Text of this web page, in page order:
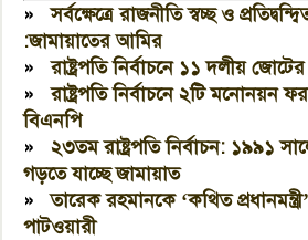
»সর্বক্ষেত্রে রাজনীতি স্বচ্ছ ও
:জামায়াতের আমির
»রাষ্ট্রপতি নির্বাচনে ১১ দলীয় জোটের
»রাষ্ট্রপতি নির্বাচনে ২টি মনোনয়ন
বিএনপি
»২৩তম রাষ্ট্রপতি নির্বাচন: ১৯৯১
গড়তে যাচ্ছে জামায়াত
»তারেক রহমানকে ‘কথিত
পাটওয়ারী